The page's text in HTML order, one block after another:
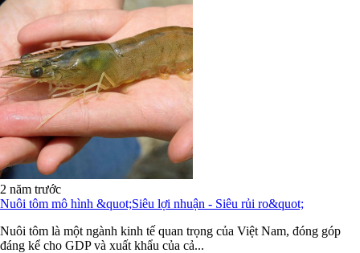
2 năm trước
Nuôi tôm mô hình &quot;Siêu lợi nhuận - Siêu rủi ro&quot;
Nuôi tôm là một ngành kinh tế quan trọng của Việt Nam, đóng góp
đáng kể cho GDP và xuất khẩu của cả...